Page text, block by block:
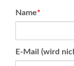
Pflichtfeld
Name*
Pflichtfeld
E-Mail (wird